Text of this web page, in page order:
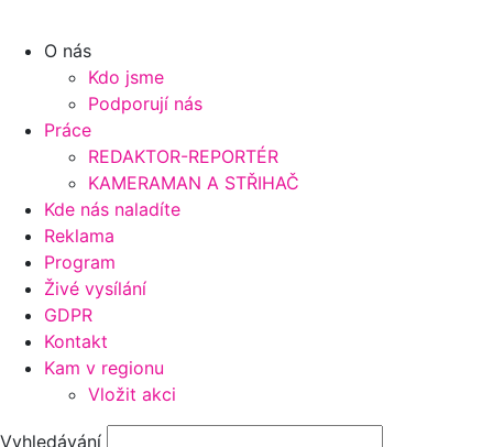
O nás
Kdo jsme
Podporují nás
Práce
REDAKTOR-REPORTÉR
KAMERAMAN A STŘIHAČ
Kde nás naladíte
Reklama
Program
Živé vysílání
GDPR
Kontakt
Kam v regionu
Vložit akci
Vyhledávání